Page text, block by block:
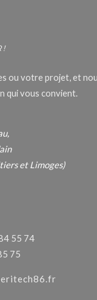
!
ou votre projet, et
qui vous convient.
et Limoges)
55 74
75